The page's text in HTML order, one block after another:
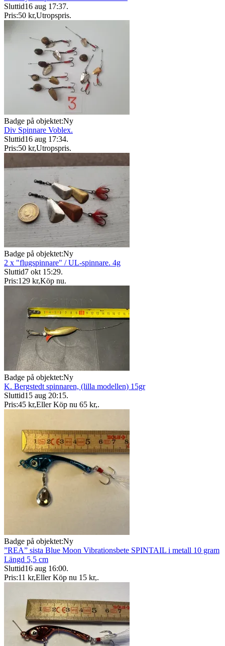
Sluttid16 aug 17:37.
Pris:50 kr,Utropspris.
Badge på objektet:Ny
Div Spinnare Voblex.
Sluttid16 aug 17:34.
Pris:50 kr,Utropspris.
Badge på objektet:Ny
2 x "flugspinnare" / UL-spinnare. 4g
Sluttid7 okt 15:29.
Pris:129 kr,Köp nu.
Badge på objektet:Ny
K. Bergstedt spinnaren, (lilla modellen) 15gr
Sluttid15 aug 20:15.
Pris:45 kr,Eller Köp nu 65 kr,.
Badge på objektet:Ny
”REA” sista Blue Moon Vibrationsbete SPINTAIL i metall 10 gram
Längd 5,5 cm
Sluttid16 aug 16:00.
Pris:11 kr,Eller Köp nu 15 kr,.